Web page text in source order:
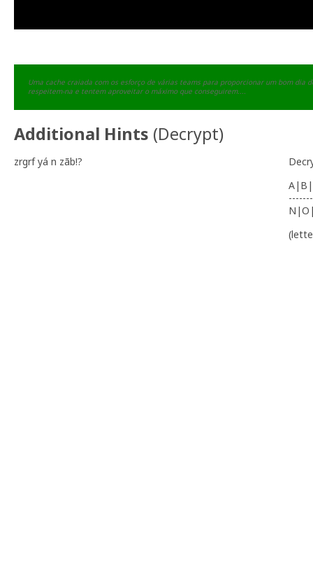
Uma cache craiada com os esforço de várias teams para proporcionar um bom dia
respeitem-na e tentem aproveitar o máximo que conseguirem....
Additional Hints (Decrypt)
zrgrf yá n zãb!?